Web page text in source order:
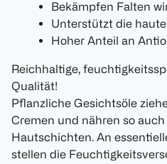
Bekämpfen Falten
Unterstützt die
Hoher Anteil an
Reichhaltige,
Qualität!
Pflanzliche Gesichtsöle
Cremen und nähren so
Hautschichten. An
stellen die